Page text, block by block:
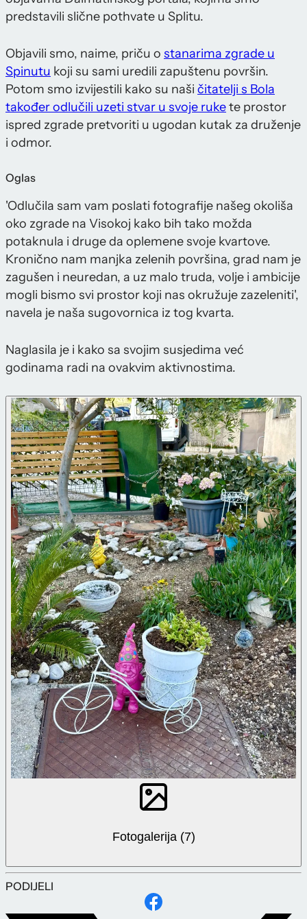
predstavili slične pothvate u Splitu.
Objavili smo, naime, priču o stanarima zgrade u
Spinutu koji su sami uredili zapuštenu površin.
Potom smo izvijestili kako su naši čitatelji s Bola
također odlučili uzeti stvar u svoje rukete prostor
ispred zgrade pretvoriti u ugodan kutak za druženje
i odmor.
Oglas
'Odlučila sam vam poslati fotografije našeg okoliša
oko zgrade na Visokoj kako bih tako možda
potaknula i druge da oplemene svoje kvartove.
Kronično nam manjka zelenih površina, grad nam je
zagušen i neuredan, a uz malo truda, volje i ambicije
mogli bismo svi prostor koji nas okružuje zazeleniti',
navela je naša sugovornica iz tog kvarta.
Naglasila je i kako sa svojim susjedima već
godinama radi na ovakvim aktivnostima.
Fotogalerija (7)
PODIJELI